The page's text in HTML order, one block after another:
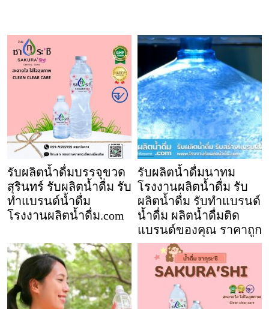
รับผลิตน้ำดื่มบรรจุขวด
สุรินทร์ รับผลิตน้ำดื่ม รับ
ทำแบรนด์น้ำดื่ม
โรงงานผลิตน้ำดื่ม.com
รับผลิตน้ำดื่มนาทม
โรงงานผลิตน้ำดื่ม รับ
ผลิตน้ำดื่ม รับทำแบรนด์
น้ำดื่ม ผลิตน้ำดื่มติด
แบรนด์ของคุณ ราคาถูก